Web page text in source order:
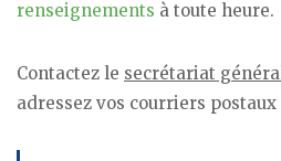
renseignements à toute heure.
Contactez le secrétariat
adressez vos courriers postaux